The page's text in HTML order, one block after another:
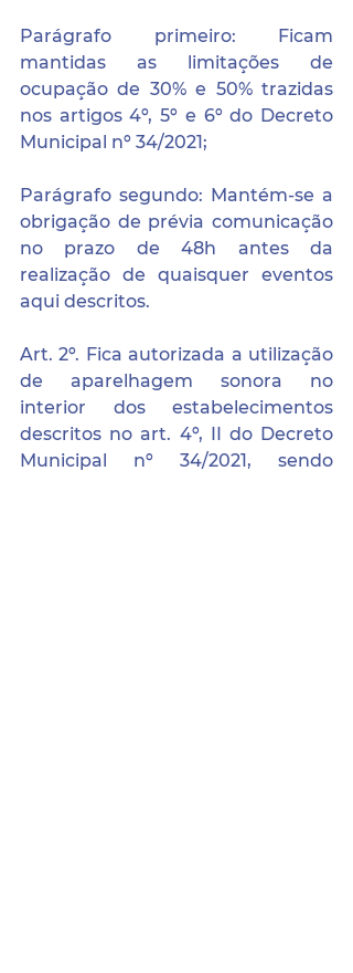
Parágrafo primeiro: Ficam
mantidas as limitações de
ocupação de 30% e 50% trazidas
nos artigos 4º, 5º e 6º do Decreto
Municipal nº 34/2021;
Parágrafo segundo: Mantém-se a
obrigação de prévia comunicação
no prazo de 48h antes da
realização de quaisquer eventos
aqui descritos.
Art. 2º. Fica autorizada a utilização
de aparelhagem sonora no
interior dos estabelecimentos
descritos no art. 4º, II do Decreto
Municipal nº 34/2021, sendo